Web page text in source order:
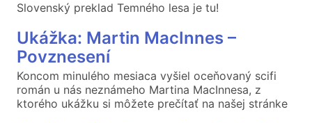
Slovenský preklad Temného lesa je tu!
Ukážka: Martin MacInnes –
Povznesení
Koncom minulého mesiaca vyšiel oceňovaný scifi
román u nás neznámeho Martina MacInnesa, z
ktorého ukážku si môžete prečítať na našej stránke